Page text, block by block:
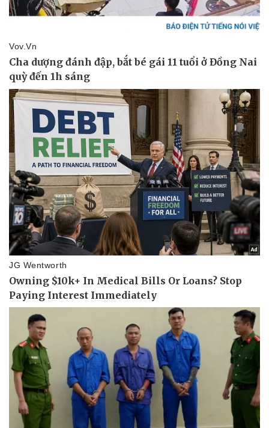
Doanh nghiệp
Thông tin doanh nghiệp
Doanh nghiệp 24h
Doanh nhân
Vì cộng đồng
Công nghệ
Sành điệu
Tin Công nghệ
Trải nghiệm
Chuyển đổi số